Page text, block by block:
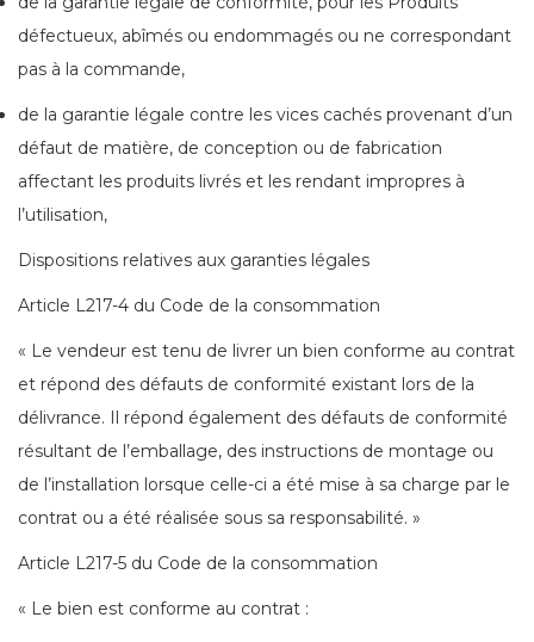
défectueux, abîmés ou endommagés ou ne correspondant
pas à la commande,
de la garantie légale contre les vices cachés provenant d’un
défaut de matière, de conception ou de fabrication
affectant les produits livrés et les rendant impropres à
l’utilisation,
Dispositions relatives aux garanties légales
Article L217-4 du Code de la consommation
« Le vendeur est tenu de livrer un bien conforme au contrat
et répond des défauts de conformité existant lors de la
délivrance. Il répond également des défauts de conformité
résultant de l’emballage, des instructions de montage ou
de l’installation lorsque celle-ci a été mise à sa charge par le
contrat ou a été réalisée sous sa responsabilité. »
Article L217-5 du Code de la consommation
« Le bien est conforme au contrat :